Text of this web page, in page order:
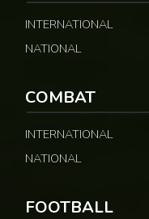
INTERNATIONAL
NATIONAL
COMBAT
INTERNATIONAL
NATIONAL
FOOTBALL